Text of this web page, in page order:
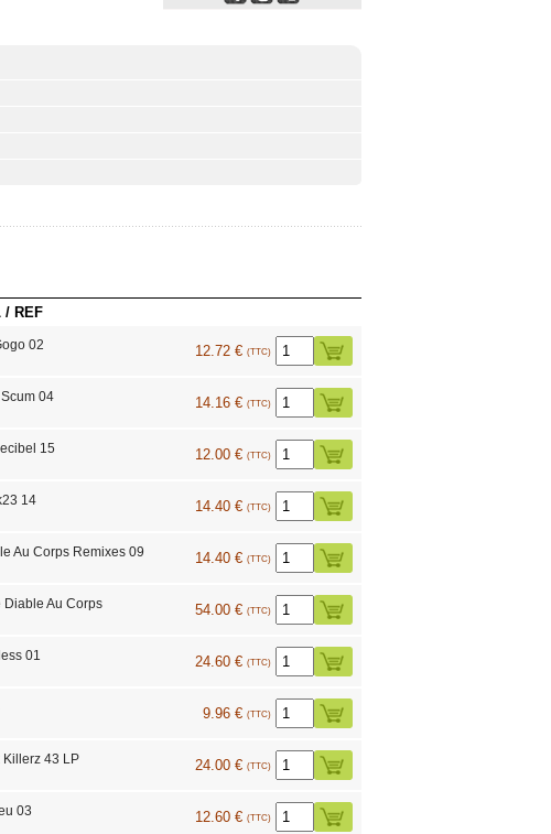
/ REF
02 12.72 € (TTC)
04 14.16 € (TTC)
15 12.00 € (TTC)
14 14.40 € (TTC)
Au Corps Remixes 09 14.40 € (TTC)
Diable Au Corps 54.00 € (TTC)
01 24.60 € (TTC)
9.96 € (TTC)
Killerz 43 LP 24.00 € (TTC)
03 12.60 € (TTC)